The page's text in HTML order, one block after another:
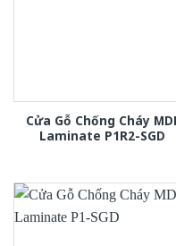
Cửa Gỗ Chống Cháy
Laminate P1R2-SGD